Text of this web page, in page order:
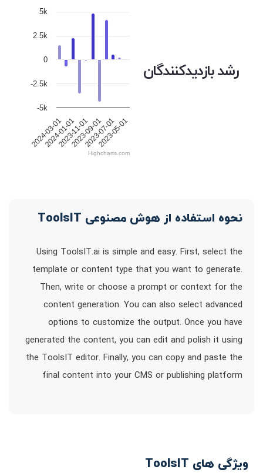
رشد بازدیدکنندگان
2024-03-01
2024-01-01
2023-11-01
2023-09-01
2023-07-01
2023-05-01
-5k
-2.5k
0
2.5k
5k
Highcharts.com
نحوه استفاده از هوش مصنوعی ToolsIT
Using ToolsIT.ai is simple and easy. First, select the
template or content type that you want to generate.
Then, write or choose a prompt or context for the
content generation. You can also select advanced
options to customize the output. Once you have
generated the content, you can edit and polish it using
the ToolsIT editor. Finally, you can copy and paste the
final content into your CMS or publishing platform
ویژگی های ToolsIT